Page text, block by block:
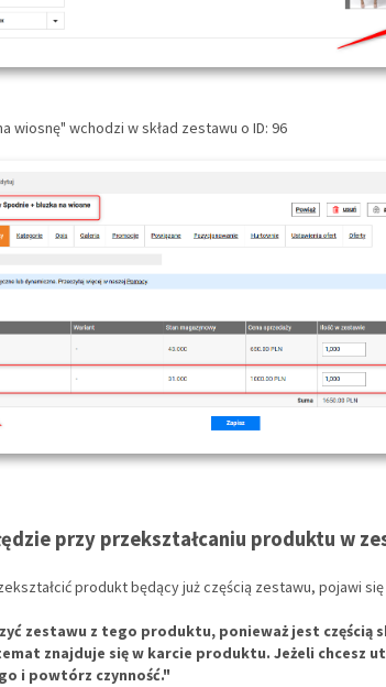
wiosnę" wchodzi w skład zestawu o ID: 96
przy przekształcaniu produktu w
produkt będący już częścią zestawu, pojawi
zestawu z tego produktu, ponieważ jest częścią
znajduje się w karcie produktu. Jeżeli chcesz
i powtórz czynność."